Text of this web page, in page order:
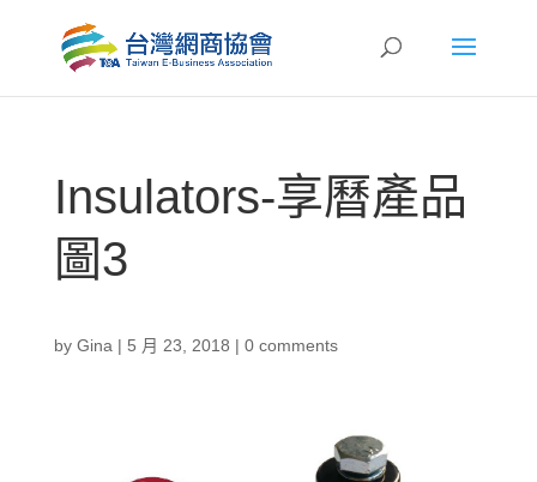
Insulators-享曆產品
圖3
by Gina | 5 月 23, 2018 | 0 comments